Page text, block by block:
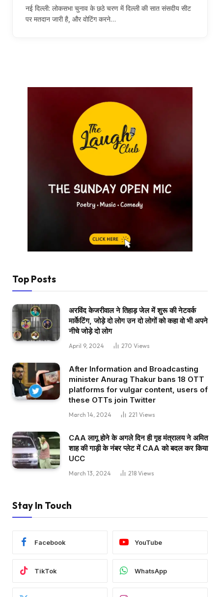
नई दिल्ली: लोकसभा चुनाव के छठे चरण में दिल्ली की सात संसदीय सीट
पर मतदान जारी है, और वोटिंग करने…
Top Posts
अरविंद केजरीवाल ने तिहाड़ जेल में शुरू की नेटवर्क
मार्केटिंग, जोड़े दो लोग उन दो लोगों को कहा वो भी अपने
नीचे जोड़े दो लोग
April 9, 2024 270 Views
After Information and Broadcasting
minister Anurag Thakur bans 18 OTT
platforms for vulgar content, users of
these OTTs join Twitter
March 14, 2024 221 Views
CAA लागू होने के अगले दिन ही गृह मंत्रालय ने अमित
शाह की गाड़ी के नंबर प्लेट में CAA को बदल कर किया
UCC
March 13, 2024 218 Views
Stay In Touch
Facebook YouTube
TikTok WhatsApp